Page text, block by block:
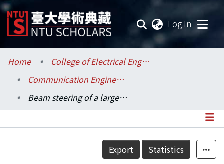
Log In
Communities & Collections
Research Outputs
Home
College of Electrical Engineering and Computer Science / 電機資訊學院
Communication Engineering / 電信工程學研究所
Beam steering of a large phased-array antenna with constant major-lobe width and constrained side-lobes
Details
Export Statistics